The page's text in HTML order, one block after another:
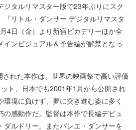
ジタルリマスター版で23年ぶりにスク
『リトル・ダンサー デジタルリマスタ
4日（金）より新宿ピカデリーほか全
インビジュアル＆予告編が解禁となっ
れた本作は、世界の映画祭で高い評価
ト、日本でも2001年1月から公開され
境に負けず、夢に突き進む姿に多く
感動作だ。監督は本作で長編デビュ
ダルドリー。またバレエ・ダンサーを